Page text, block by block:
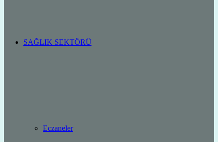
SAĞLIK SEKTÖRÜ
Eczaneler